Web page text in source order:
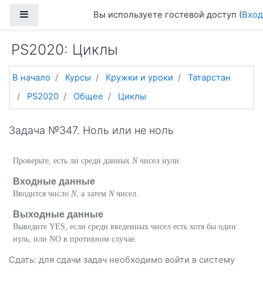
Боковая панельВы используете гостевой доступ (Вход
PS2020: Циклы
В начало Курсы Кружки и уроки
Татарстан
PS2020
Общее Циклы
Задача №347. Ноль или не ноль
Проверьте, есть ли среди данных Nчисел нули.
Входные данные
Вводится число N, а затем N чисел.
Выходные данные
Выведите YES, если среди введенных чисел есть хотя бы один
нуль, или NO в противном случае.
Сдать: для сдачи задач необходимо войти в систему